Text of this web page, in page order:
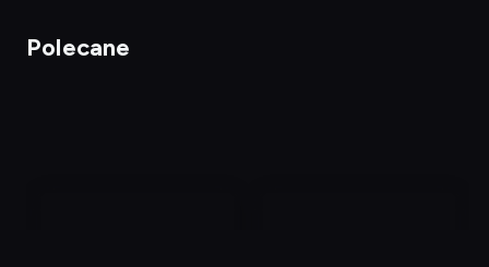
Polecane